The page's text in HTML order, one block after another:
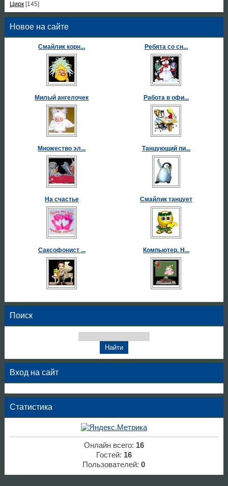
Цирк [145]
Новое на сайте
Смайлик корн... Ребята со сн...
Милый ангелочек Работа в офи...
Множество эл... Танцующий пи...
На счастье Смайлик танцует
Саксофонист ... Компьютер. Н...
Поиск
Вход на сайт
Статистика
Онлайн всего: 16
Гостей: 16
Пользователей:0